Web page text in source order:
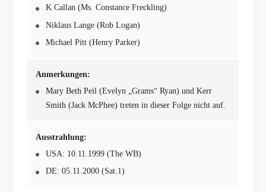
K Callan (Ms. Constance Freckling)
Niklaus Lange (Rob Logan)
Michael Pitt (Henry Parker)
Anmerkungen:
Mary Beth Peil (Evelyn „Grams“ Ryan) und Kerr
Smith (Jack McPhee) treten in dieser Folge nicht auf.
Ausstrahlung:
USA: 10.11.1999 (The WB)
DE: 05.11.2000 (Sat.1)